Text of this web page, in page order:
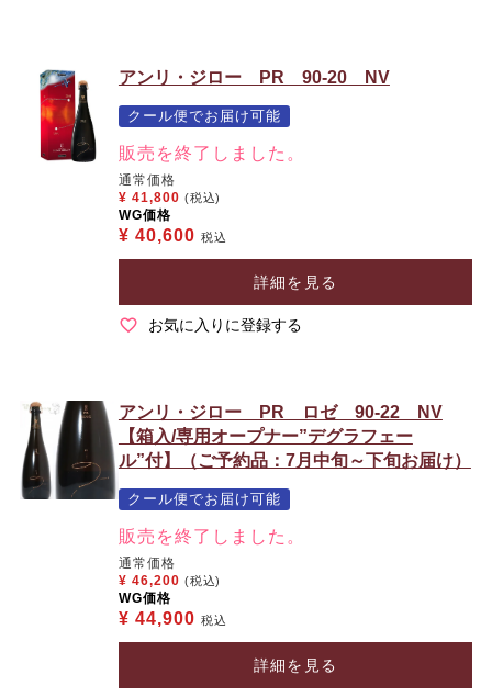
アンリ・ジロー PR 90-20 NV
クール便でお届け可能
販売を終了しました。
通常価格
¥ 41,800 (税込)
WG価格
¥ 40,600 税込
詳細を見る
お気に入りに登録する
アンリ・ジロー PR ロゼ 90-22 NV
【箱入/専用オープナー”デグラフェー
ル”付】（ご予約品：7月中旬～下旬お届け）
クール便でお届け可能
販売を終了しました。
通常価格
¥ 46,200 (税込)
WG価格
¥ 44,900 税込
詳細を見る